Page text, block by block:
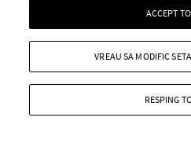
adresa celor care o
mai buni și să lase
DANI OTIL 02 mai 2022
ACCEPT
RESPING
VREAU SA MODIFIC